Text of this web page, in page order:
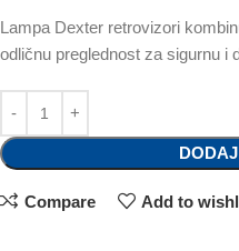
Lampa Dexter retrovizori
odličnu preglednost za sigurnu i
Compare Add to